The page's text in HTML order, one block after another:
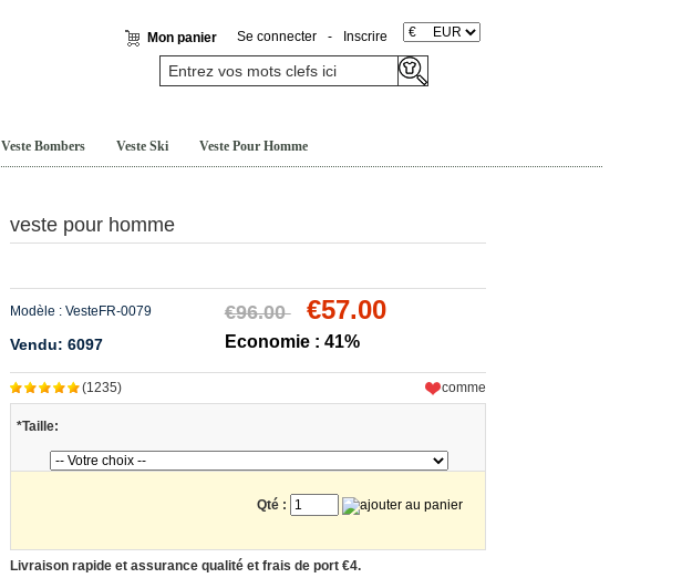
Se connecter - Inscrire
Mon panier
Veste Bombers Veste Ski Veste Pour Homme
veste pour homme
Modèle : VesteFR-0079
Vendu:6097
€96.00 €57.00
Economie : 41%
(1235) comme
*Taille:
Qté :
Livraison rapide et assurance qualité et frais de port €4.